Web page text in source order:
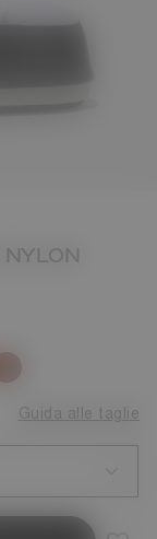
NYLON
Guida alle taglie